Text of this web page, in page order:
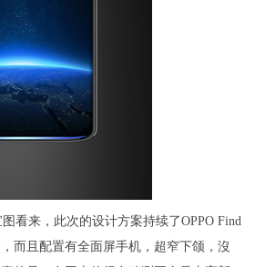
看来，此次的设计方案持续了OPPO Find
而且配置有全面屏手机，超窄下颌，沒